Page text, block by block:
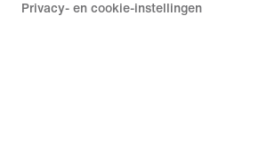
Privacy- en cookie-instellingen